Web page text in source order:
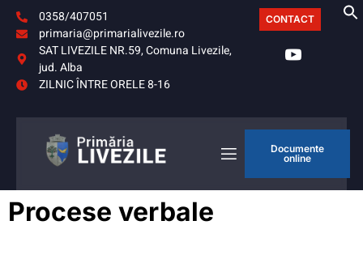
0358/407051
primaria@primarialivezile.ro
SAT LIVEZILE NR.59, Comuna Livezile,
jud. Alba
ZILNIC ÎNTRE ORELE 8-16
CONTACT
Documente
online
Procese verbale